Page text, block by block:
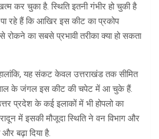
कर चुका है. स्थिति इतनी गंभीर हो चुकी है
रहे हैं कि आखिर इस कीट का प्रकोप
रोकने का सबसे प्रभावी तरीका क्या हो सकता
यह संकट केवल उत्तराखंड तक सीमित
के जंगल इस कीट की चपेट में आ चुके हैं.
प्रदेश के कई इलाकों में भी होपलो का
में इसकी मौजूदा स्थिति ने वन विभाग और
और बढ़ा दिया है.